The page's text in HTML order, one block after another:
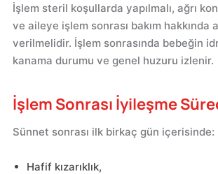
İşlem steril koşullarda yapılmalı, ağrı
ve aileye işlem sonrası bakım hakkında
verilmelidir. İşlem sonrasında bebeğin
kanama durumu ve genel huzuru izlenir.
İşlem Sonrası İyileşme
Sünnet sonrası ilk birkaç gün içerisinde:
Hafif kızarıklık,